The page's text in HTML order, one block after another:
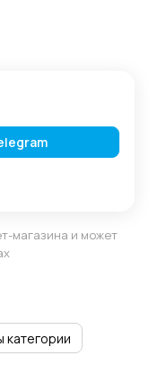
магазина и может
категории